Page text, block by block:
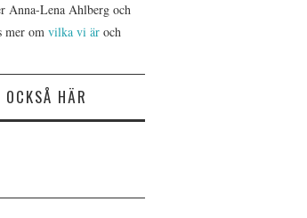
Anna-Lena Ahlberg och
mer om vilka vi är och
OCKSÅ HÄR